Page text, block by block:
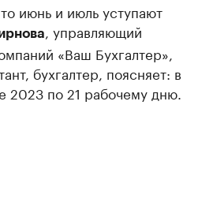
июнь и июль уступают
, управляющий
«Ваш Бухгалтер»,
бухгалтер, поясняет: в
2023 по 21 рабочему дню.